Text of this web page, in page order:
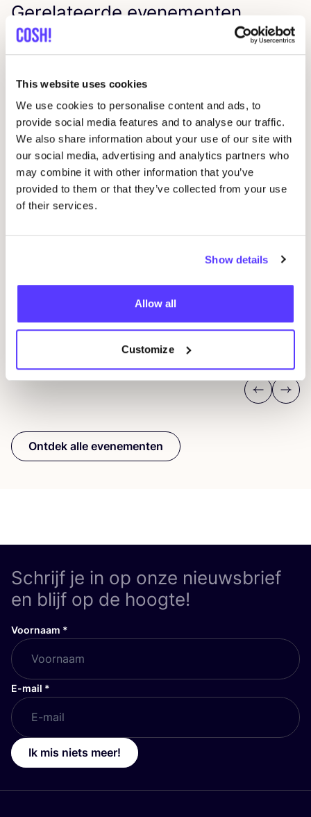
This website uses cookies
We use cookies to personalise content and ads, to
provide social media features and to analyse our traffic.
We also share information about your use of our site with
our social media, advertising and analytics partners who
may combine it with other information that you’ve
provided to them or that they’ve collected from your use
of their services.
Show details
Allow all
Customize
Gerelateerde evenementen
14 AUG
Workshop RED
Pieter Reypenslei 4-6 2640 Mortsel België
Previous
Next
Ontdek alle evenementen
Schrijf je in op onze nieuwsbrief
en blijf op de hoogte!
Voornaam *
E-mail *
Ik mis niets meer!